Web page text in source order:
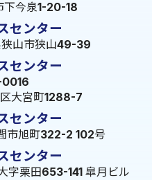
下今泉1-20-18
センター
山市狭山49-39
センター
大宮町1288-7
センター
市旭町322-2 102号
センター
字栗田653-141 皐月ビル